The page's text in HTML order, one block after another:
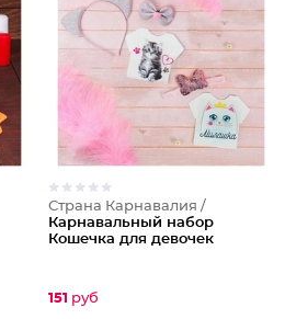
Страна Карнавалия /
Карнавальный набор
Кошечка для девочек
151 руб